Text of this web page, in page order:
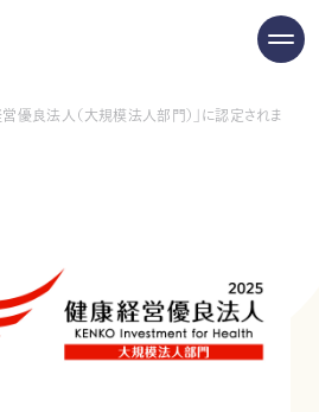
営優良法人（大規模法人部門）」に認定されま